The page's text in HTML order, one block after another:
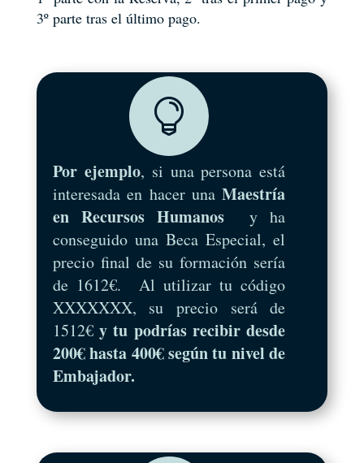
3º parte tras el último pago.

Por ejemplo, si una persona está
interesada en hacer unaMaestría
en Recursos Humanos
y ha
conseguido una Beca Especial, el
precio final de su formación sería
de 1612€. Al utilizar tu código
XXXXXXX, su precio será de
1512€y tu podrías recibir desde
200€ hasta 400€ según tu nivel de
Embajador.